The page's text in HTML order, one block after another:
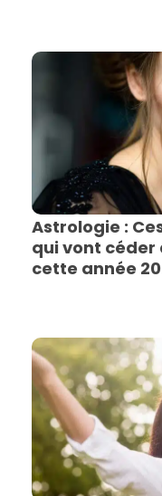
Astrologie :
qui vont
cette année